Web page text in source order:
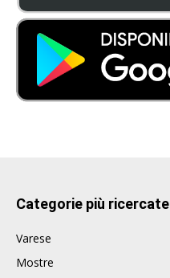
Categorie più ricercate
Varese
Mostre